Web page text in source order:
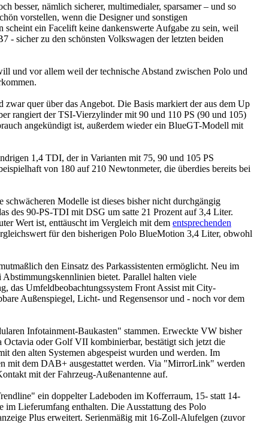
besser, nämlich sicherer, multimedialer, sparsamer – und so
vorstellen, wenn die Designer und sonstigen
ein Facelift keine dankenswerte Aufgabe zu sein, weil
sicher zu den schönsten Volkswagen der letzten beiden
und vor allem weil der technische Abstand zwischen Polo und
quer über das Angebot. Die Basis markiert der aus dem Up
rangiert der TSI-Vierzylinder mit 90 und 110 PS (90 und 105)
angekündigt ist, außerdem wieder ein BlueGT-Modell mit
1,4 TDI, der in Varianten mit 75, 90 und 105 PS
von 180 auf 210 Newtonmeter, die überdies bereits bei
Modelle ist dieses bisher nicht durchgängig
des 90-PS-TDI mit DSG um satte 21 Prozent auf 3,4 Liter.
Wert ist, enttäuscht im Vergleich mit dem entsprechenden
für den bisherigen Polo BlueMotion 3,4 Liter, obwohl
den Einsatz des Parkassistenten ermöglicht. Neu im
bietet. Parallel halten viele
das Umfeldbeobachtungssystem Front Assist mit City-
Außenspiegel, Licht- und Regensensor und - noch vor dem
Infotainment-Baukasten" stammen. Erweckte VW bisher
oder Golf VII kombinierbar, bestätigt sich jetzt die
den alten Systemen abgespeist wurden und werden. Im
mit dem DAB+ ausgestattet werden. Via "MirrorLink" werden
mit der Fahrzeug-Außenantenne auf.
ein doppelter Ladeboden im Kofferraum, 15- statt 14-
Lieferumfang enthalten. Die Ausstattung des Polo
Plus erweitert. Serienmäßig mit 16-Zoll-Alufelgen (zuvor